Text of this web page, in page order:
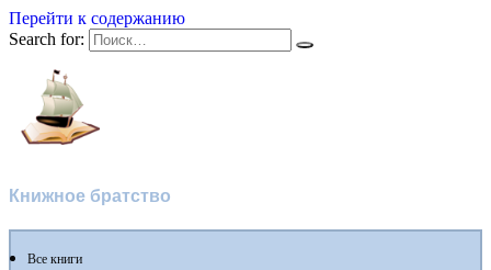
Перейти к содержанию
Search for:
Книжное братство
Все книги